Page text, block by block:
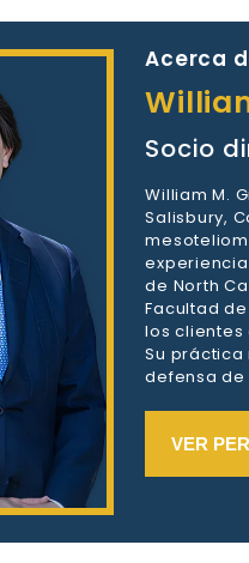
Acerca
Socio
William M.
Salisbury,
de North
Facultad
los
Su
defensa de
VER